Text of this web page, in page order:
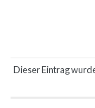
Dieser Eintrag